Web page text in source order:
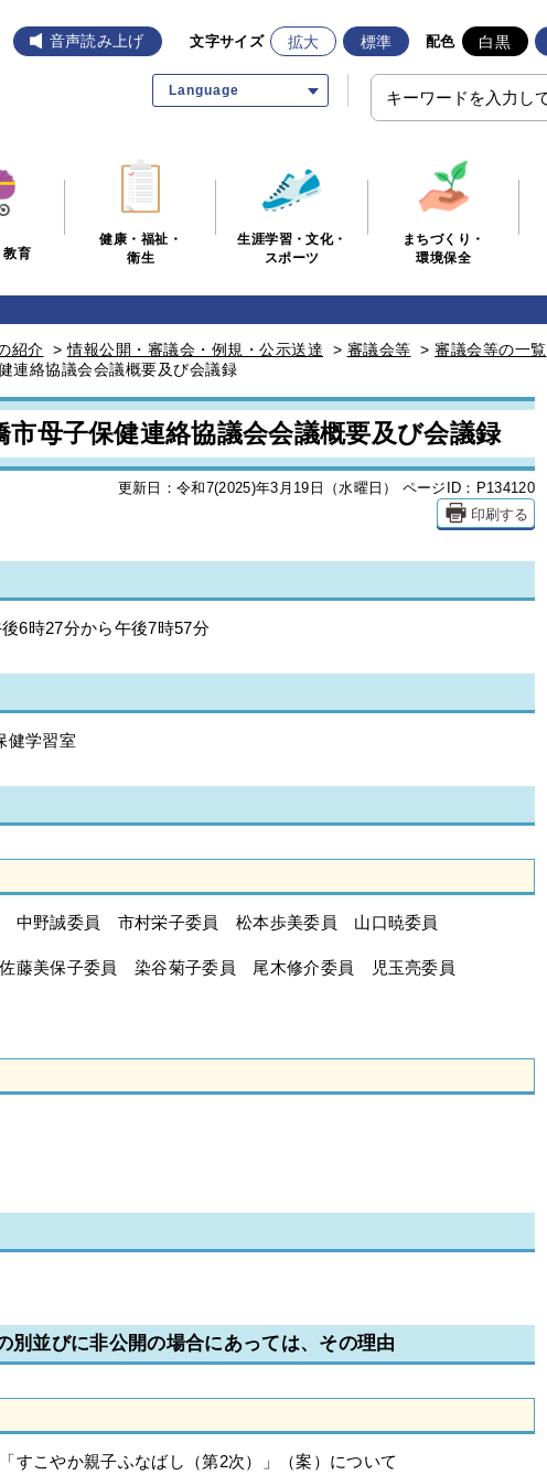
音声読み上げ 文字サイズ 拡大 標準 配色 白黒
Language
教育
健康・福祉・
衛生
生涯学習・文化・
スポーツ
まちづくり・
環境保全
紹介 >情報公開・審議会・例規・公示送達 > 審議会等 > 審議会等の一覧
連絡協議会会議概要及び会議録
市母子保健連絡協議会会議概要及び会議録
更新日：令和7(2025)年3月19日（水曜日） ページID：P134120
印刷する
6時27分から午後7時57分
健学習室
中野誠委員 市村栄子委員 松本歩美委員 山口暁委員
藤美保子委員 染谷菊子委員 尾木修介委員 児玉亮委員
並びに非公開の場合にあっては、その理由
すこやか親子ふなばし（第2次）」（案）について